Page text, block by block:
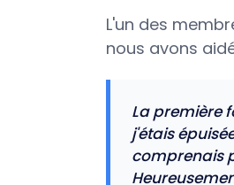
L'un des
nous avons
La première
j'étais
comprenais